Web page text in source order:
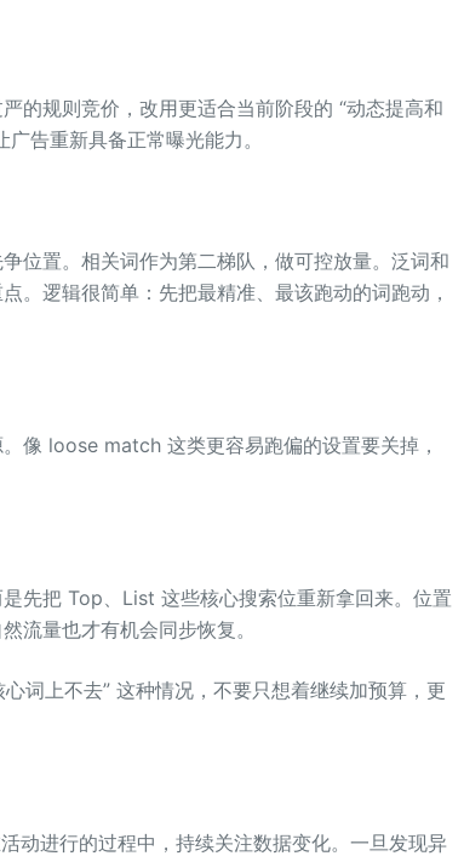
的规则竞价，改用更适合当前阶段的 “动态提高和
告重新具备正常曝光能力。
位置。相关词作为第二梯队，做可控放量。泛词和
。逻辑很简单：先把最精准、最该跑动的词跑动，
像 loose match 这类更容易跑偏的设置要关掉，
先把 Top、List 这些核心搜索位重新拿回来。位置
流量也才有机会同步恢复。
词上不去” 这种情况，不要只想着继续加预算，更
活动进行的过程中，持续关注数据变化。一旦发现异